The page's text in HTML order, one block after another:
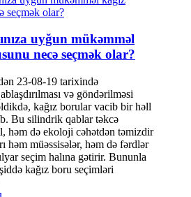
uyğun mükəmməl
necə seçmək olar?
23-08-19 tarixində
və göndərilməsi
kağız borular vacib bir həll
Bu silindrik qablar təkcə
həm də ekoloji cəhətdən təmizdir
həm müəssisələr, həm də fərdlər
seçim halına gətirir. Bununla
kağız boru seçimləri